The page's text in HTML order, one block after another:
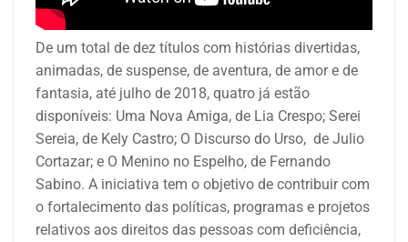
De um total de dez títulos com histórias divertidas,
animadas, de suspense, de aventura, de amor e de
fantasia, até julho de 2018, quatro já estão
disponíveis: Uma Nova Amiga, de Lia Crespo; Serei
Sereia, de Kely Castro; O Discurso do Urso, de Julio
Cortazar; e O Menino no Espelho, de Fernando
Sabino. A iniciativa tem o objetivo de contribuir com
o fortalecimento das políticas, programas e projetos
relativos aos direitos das pessoas com deficiência,